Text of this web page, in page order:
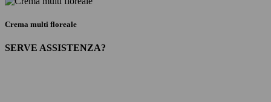
Crema multi floreale
SERVE ASSISTENZA?